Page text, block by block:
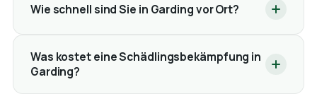
Wie schnell sind Sie in Garding vor Ort?
Was kostet eine Schädlingsbekämpfung in
Garding?